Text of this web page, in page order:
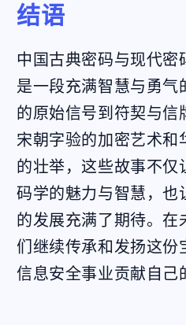
结语
中国古典密码与现代密
是一段充满智慧与勇气
的原始信号到符契与信
宋朝字验的加密艺术和
的壮举，这些故事不仅
码学的魅力与智慧，也
的发展充满了期待。在
们继续传承和发扬这份
信息安全事业贡献自己